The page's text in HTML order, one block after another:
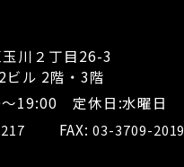
川２丁目26-3
ビル 2階・3階
19:00 定休日:水曜日
FAX:03-3709-2019